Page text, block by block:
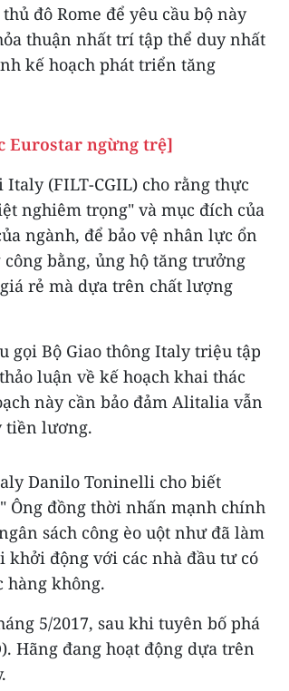
đô Rome để yêu cầu bộ này
thuận nhất trí tập thể duy nhất
kế hoạch phát triển tăng
Eurostar ngừng trệ]
(FILT-CGIL) cho rằng thực
nghiêm trọng" và mục đích của
ngành, để bảo vệ nhân lực ổn
bằng, ủng hộ tăng trưởng
rẻ mà dựa trên chất lượng
gọi Bộ Giao thông Italy triệu tập
luận về kế hoạch khai thác
này cần bảo đảm Alitalia vẫn
tiền lương.
Danilo Toninelli cho biết
Ông đồng thời nhấn mạnh chính
sách công èo uột như đã làm
khởi động với các nhà đầu tư có
không.
5/2017, sau khi tuyên bố phá
Hãng đang hoạt động dựa trên